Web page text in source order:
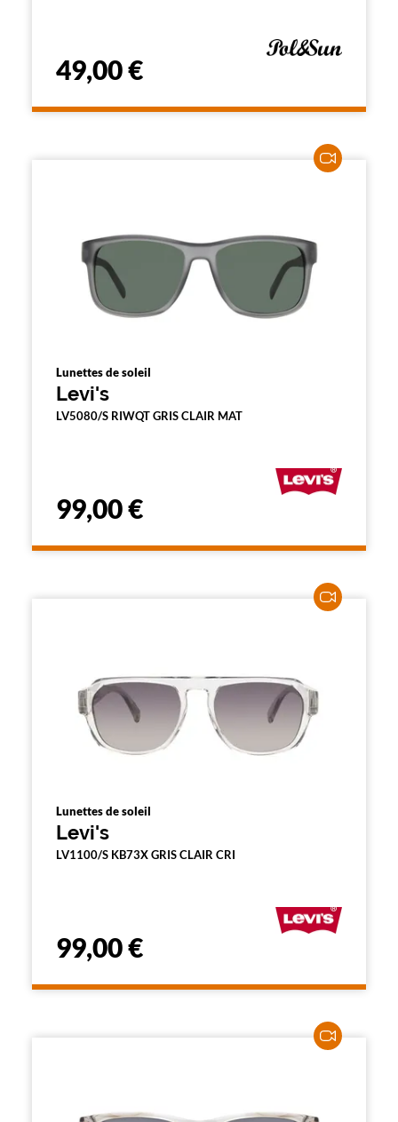
49,00 €
Lunettes de soleil
Levi's
LV5080/S RIWQT GRIS CLAIR MAT
99,00 €
Lunettes de soleil
Levi's
LV1100/S KB73X GRIS CLAIR CRI
99,00 €